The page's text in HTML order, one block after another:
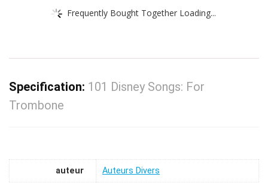
Frequently Bought Together Loading...
Specification: 101 Disney Songs: For
Trombone
auteur Auteurs Divers